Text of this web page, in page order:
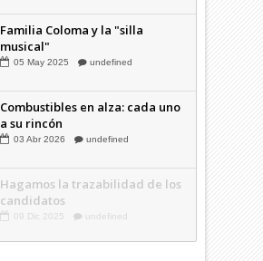
Familia Coloma y la "silla
musical"
05 May 2025 undefined
Combustibles en alza: cada uno
a su rincón
03 Abr 2026 undefined